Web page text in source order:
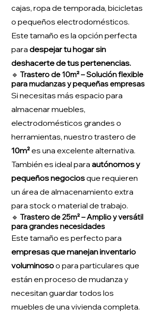
cajas, ropa de temporada, bicicletas
o pequeños electrodomésticos.
Este tamaño es la opción perfecta
para despejar tu hogar sin
deshacerte de tus pertenencias.
🔹 Trastero de 10m² – Solución flexible
para mudanzas y pequeñas empresas
Si necesitas más espacio para
almacenar muebles,
electrodomésticos grandes o
herramientas, nuestro trastero de
10m²es una excelente alternativa.
También es ideal para autónomos y
pequeños negociosque requieren
un área de almacenamiento extra
para stock o material de trabajo.
🔹 Trastero de 25m² – Amplio y versátil
para grandes necesidades
Este tamaño es perfecto para
empresas que manejan inventario
voluminosoo para particulares que
están en proceso de mudanza y
necesitan guardar todos los
muebles de una vivienda completa.